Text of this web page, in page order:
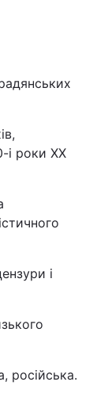
і роки ХХ
і
російська.